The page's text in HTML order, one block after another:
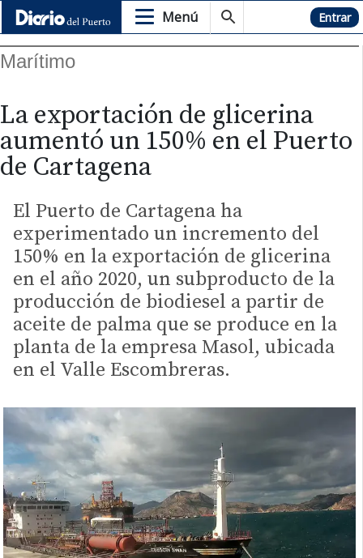
Menú Hemeroteca Entrar
Marítimo
La exportación de glicerina
aumentó un 150% en el Puerto
de Cartagena
El Puerto de Cartagena ha
experimentado un incremento del
150% en la exportación de glicerina
en el año 2020, un subproducto de la
producción de biodiesel a partir de
aceite de palma que se produce en la
planta de la empresa Masol, ubicada
en el Valle Escombreras.